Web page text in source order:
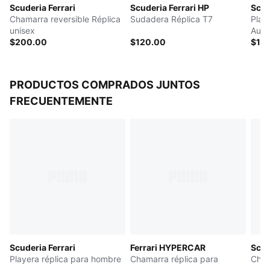
Scuderia Ferrari
Chamarra reversible Réplica
unisex
$200.00
Scuderia Ferrari HP
Sudadera Réplica T7
$120.00
PRODUCTOS COMPRADOS JUNTOS
FRECUENTEMENTE
Scuderia Ferrari
Playera réplica para hombre
Ferrari HYPERCAR
Chamarra réplica para